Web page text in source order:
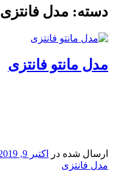
دسته: مدل فانتزی
مدل مانتو فانتزی
ارسال شده در اکتبر 9, 2019
مدل فانتزی